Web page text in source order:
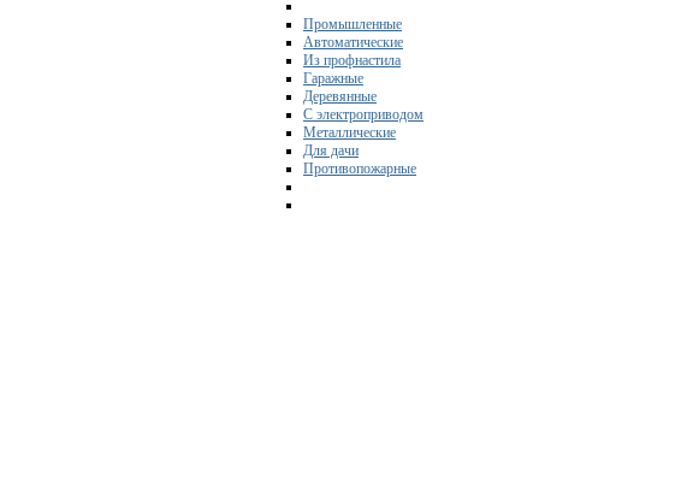
Промышленные
Автоматические
Из профнастила
Гаражные
Деревянные
С электроприводом
Металлические
Для дачи
Противопожарные